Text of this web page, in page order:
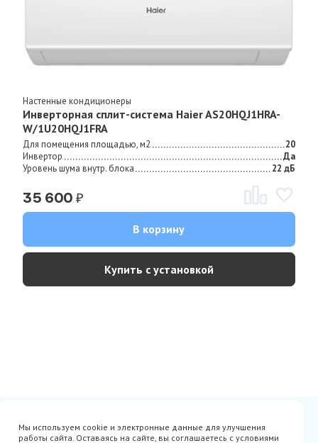
Настенные кондиционеры
Инверторная сплит-система Haier AS20HQJ1HRA-
W/1U20HQJ1FRA
Для помещения площадью, м2
20
Инвертор
Да
Уровень шума внутр. блока
22 дБ
35 600 ₽
В корзину
Купить с установкой
Avito
Акции
Производители
Мы используем cookie и электронные данные для улучшения
работы сайта. Оставаясь на сайте, вы соглашаетесь с условиями